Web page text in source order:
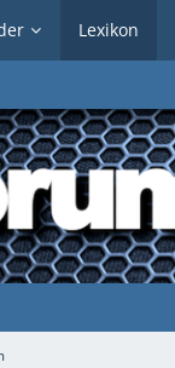
Lexikon